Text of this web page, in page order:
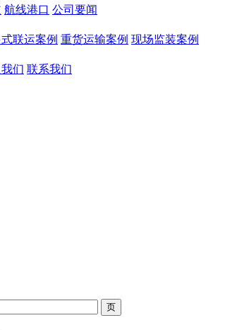
航线港口 公司要闻
联运案例 重货运输案例 现场监装案例
们 联系我们